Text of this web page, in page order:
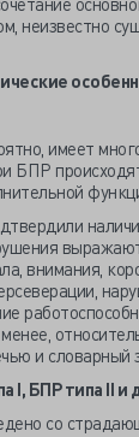
неизвестно
имеет
БПР
внимания,
и словарный
I, БПР типа II и
со